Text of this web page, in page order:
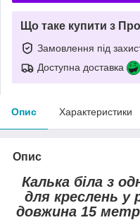
Що таке купити з
Замовлення під
Доступна доставка
Опис Характеристики
Опис
Калька біла з
для креслень у
довжина 15